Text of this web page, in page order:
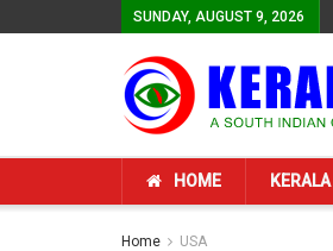
SUNDAY, AUGUST 9, 2026
HOME KERALA
Home USA